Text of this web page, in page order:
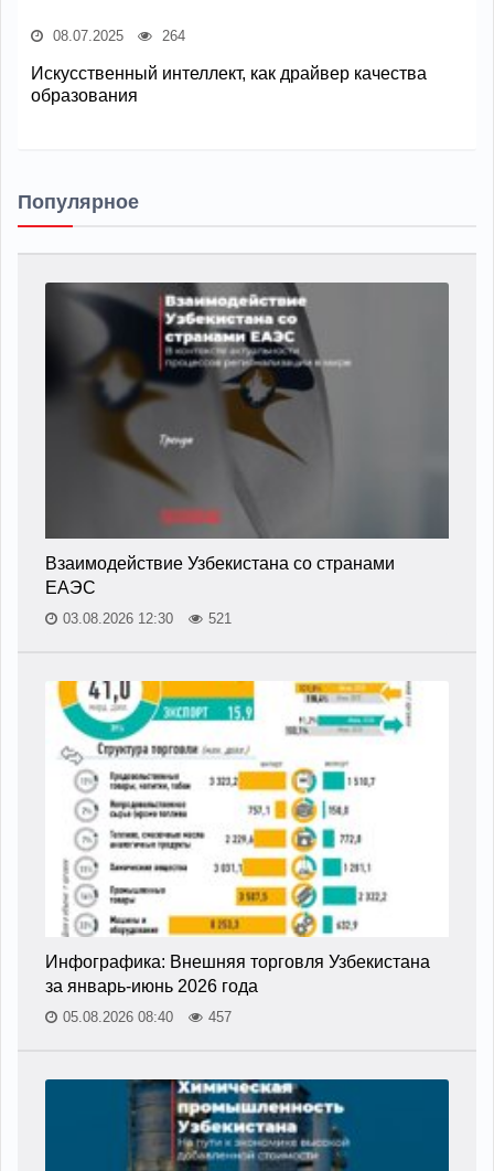
08.07.2025 264
Искусственный интеллект, как драйвер качества
образования
Популярное
Взаимодействие Узбекистана со странами
ЕАЭС
03.08.2026 12:30 521
Инфографика: Внешняя торговля Узбекистана
за январь-июнь 2026 года
05.08.2026 08:40 457